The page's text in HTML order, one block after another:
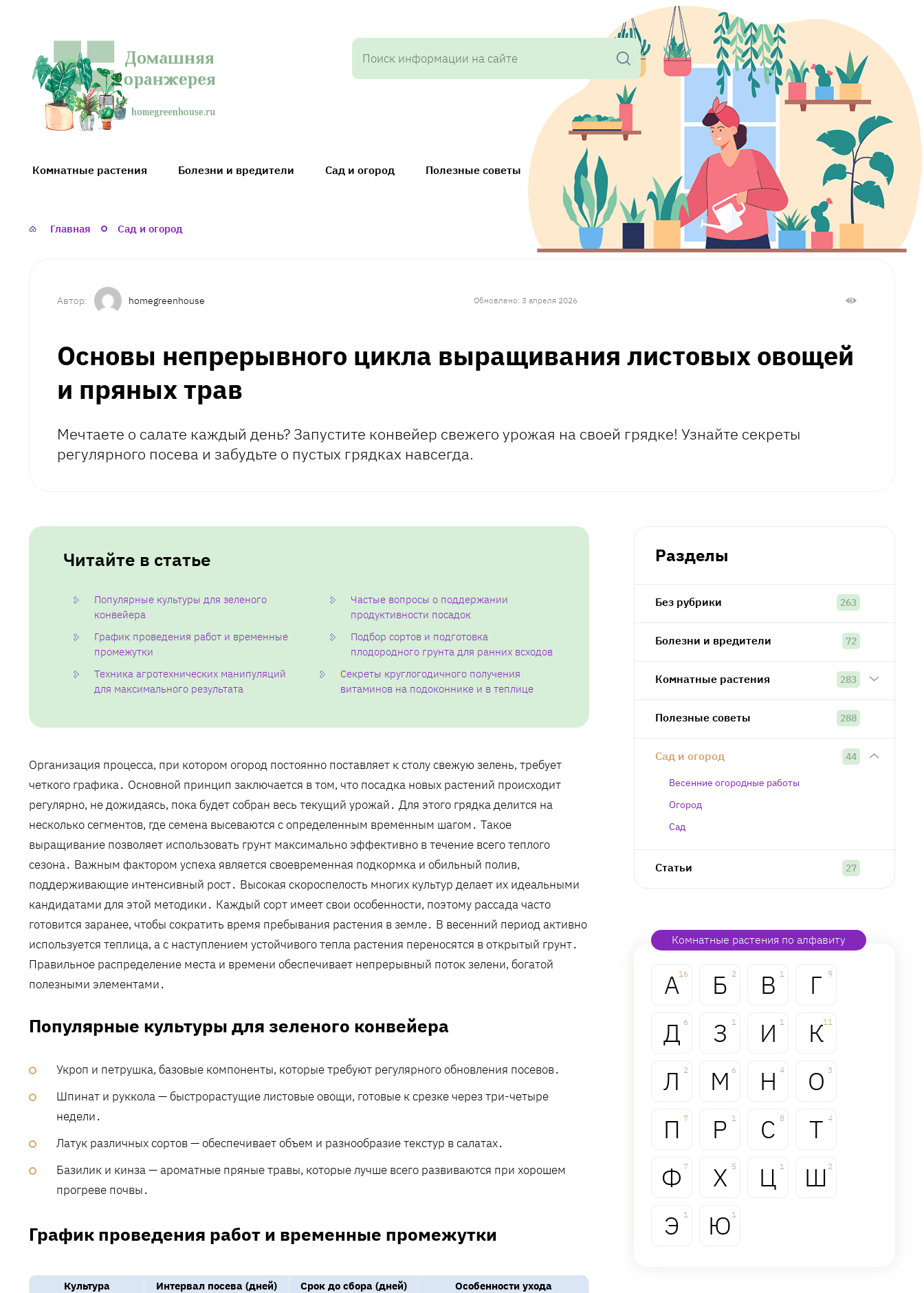
Домашняя
оранжерея
Комнатные растения Болезни и вредители Сад и огород Полезные советы
Главная Сад и огород
homegreenhouse Обновлено: 3 апреля 2026
Основы непрерывного цикла выращивания листовых овощей
и пряных трав
Мечтаете о салате каждый день? Запустите конвейер свежего урожая на своей грядке! Узнайте секреты
регулярного посева и забудьте о пустых грядках навсегда.
Читайте в статье
Популярные культуры для зеленого
конвейера
График проведения работ и временные
промежутки
Техника агротехнических манипуляций
для максимального результата
Частые вопросы о поддержании
продуктивности посадок
Подбор сортов и подготовка
плодородного грунта для ранних всходов
Секреты круглогодичного получения
витаминов на подоконнике и в теплице
Организация процесса, при котором огород постоянно поставляет к столу свежую зелень, требует
четкого графика․ Основной принцип заключается в том, что посадка новых растений происходит
регулярно, не дожидаясь, пока будет собран весь текущий урожай․ Для этого грядка делится на
несколько сегментов, где семена высеваются с определенным временным шагом․ Такое
выращивание позволяет использовать грунт максимально эффективно в течение всего теплого
сезона․ Важным фактором успеха является своевременная подкормка и обильный полив,
поддерживающие интенсивный рост․ Высокая скороспелость многих культур делает их идеальными
кандидатами для этой методики․ Каждый сорт имеет свои особенности, поэтому рассада часто
готовится заранее, чтобы сократить время пребывания растения в земле․ В весенний период активно
используется теплица, а с наступлением устойчивого тепла растения переносятся в открытый грунт․
Правильное распределение места и времени обеспечивает непрерывный поток зелени, богатой
полезными элементами․
Популярные культуры для зеленого конвейера
Укроп и петрушка, базовые компоненты, которые требуют регулярного обновления посевов․
Шпинат и руккола — быстрорастущие листовые овощи, готовые к срезке через три-четыре
недели․
Латук различных сортов — обеспечивает объем и разнообразие текстур в салатах․
Базилик и кинза — ароматные пряные травы, которые лучше всего развиваются при хорошем
прогреве почвы․
График проведения работ и временные промежутки
Культура Интервал посева (дней) Срок до сбора (дней)
Особенности ухода
Разделы
Без рубрики 263
Болезни и вредители 72
Комнатные растения 283
Полезные советы 288
Сад и огород 44
Весенние огородные работы
Огород
Сад
Статьи 27
Комнатные растения по алфавиту
А16 Б 2 В 1 Г 9
Д 6 З 1 И 1 К11
Л 2 М 6 Н 4 О 3
П 7 Р 1 С 8 Т 4
Ф 7 Х 5 Ц 1 Ш 2
Э 1 Ю 1